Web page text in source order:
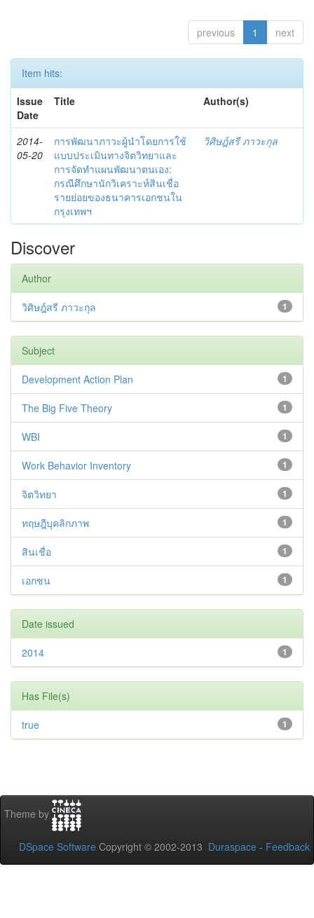
previous 1 next
Item hits:
Issue
Date
Title Author(s)
2014-
05-20
การพัฒนาภาวะผู้นำโดยการใช้
แบบประเมินทางจิตวิทยาและ
การจัดทำแผนพัฒนาตนเอง:
กรณีศึกษานักวิเคราะห์สินเชื่อ
รายย่อยของธนาคารเอกชนใน
กรุงเทพฯ
วิศิษฎ์สรี ภาวะกุล
Discover
Author
1
วิศิษฎ์สรี ภาวะกุล
Subject
1
Development Action Plan
1
The Big Five Theory
1
WBI
1
Work Behavior Inventory
1
จิตวิทยา
1
ทฤษฎีบุคลิกภาพ
1
สินเชื่อ
1
เอกชน
Date issued
1
2014
Has File(s)
1
true
Theme by
DSpace Software Copyright © 2002-2013 Duraspace - Feedback